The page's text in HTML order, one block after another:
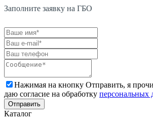
Заполните заявку на ГБО
Нажимая на кнопку Отправить, я
даю согласие на обработку персональных
Каталог